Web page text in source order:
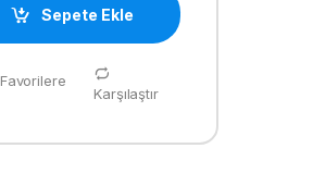
Sepete Ekle
Favorilere
Karşılaştır